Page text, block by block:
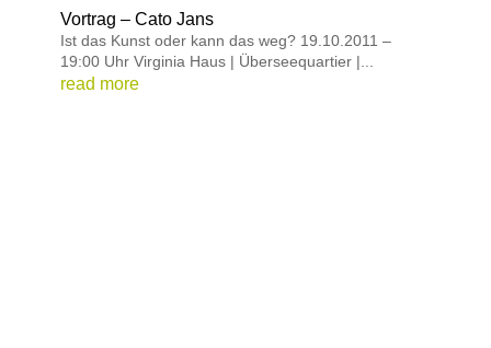
Vortrag – Cato Jans
Ist das Kunst oder kann das weg? 19.10.2011 –
19:00 Uhr Virginia Haus | Überseequartier |...
read more